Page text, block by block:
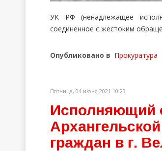
УК РФ (ненадлежащее
соединенное с жестоким
Опубликовано в Прокуратура
Пятница, 04 июня 2021 10:23
Исполняющий
граждан в г.